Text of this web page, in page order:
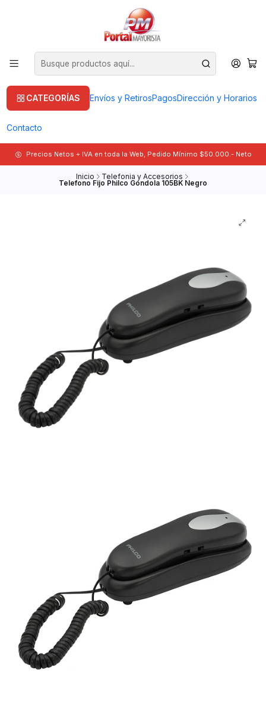
CATEGORÍAS Envíos y RetirosPagosDirección y Horarios
Contacto
Precios Netos + IVA en toda la Web, Pedido Mínimo $50.000.- Neto
Inicio Telefonia y Accesorios
Telefono Fijo Philco Gondola 105BK Negro